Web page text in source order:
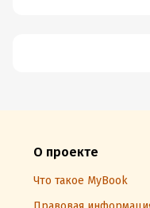
О проекте
Что такое MyBook